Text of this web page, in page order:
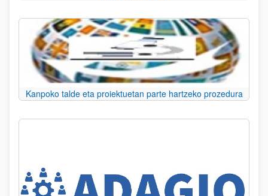
Kanpoko talde eta proiektuetan parte hartzeko prozedura